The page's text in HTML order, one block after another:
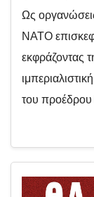
Ως
ΝΑΤΟ
εκφράζοντας
του